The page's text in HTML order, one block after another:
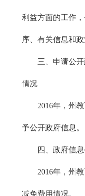
利益方面的工作
序、有关信息和政
三、申请公开
情况
2016年，州教
予公开政府信息。
四、政府信息
2016年，州教
减免费用情况。